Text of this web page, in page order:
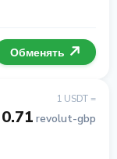
Обменять
1 USDT =
0.71 revolut-gbp